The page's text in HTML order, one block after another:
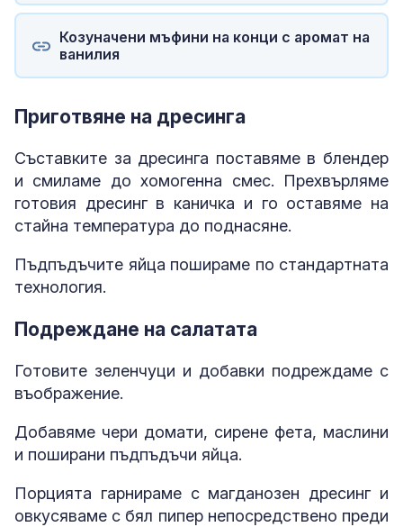
Козуначени мъфини на конци с аромат на
ванилия
Приготвяне на дресинга
Съставките за дресинга поставяме в блендер
и смиламе до хомогенна смес. Прехвърляме
готовия дресинг в каничка и го оставяме на
стайна температура до поднасяне.
Пъдпъдъчите яйца пошираме по стандартната
технология.
Подреждане на салатата
Готовите зеленчуци и добавки подреждаме с
въображение.
Добавяме чери домати, сирене фета, маслини
и поширани пъдпъдъчи яйца.
Порцията гарнираме с магданозен дресинг и
овкусяваме с бял пипер непосредствено преди